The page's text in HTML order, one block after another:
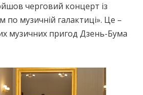
черговий концерт із
по музичній галактиці». Це –
музичних пригод Дзень-Бума